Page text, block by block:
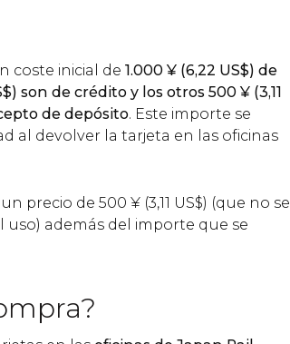
coste inicial de 1.000 ¥ (6,22 US$) de
) son de crédito y los otros 500 ¥ (3,11
de depósito. Este importe se
al devolver la tarjeta en las oficinas
precio de 500 ¥ (3,11 US$) (que no se
uso) además del importe que se